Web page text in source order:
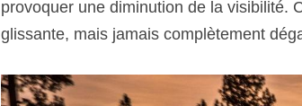
provoquer une diminution de la visibilité.
glissante, mais jamais complètement